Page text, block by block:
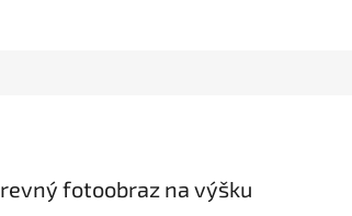
fotoobraz na výšku